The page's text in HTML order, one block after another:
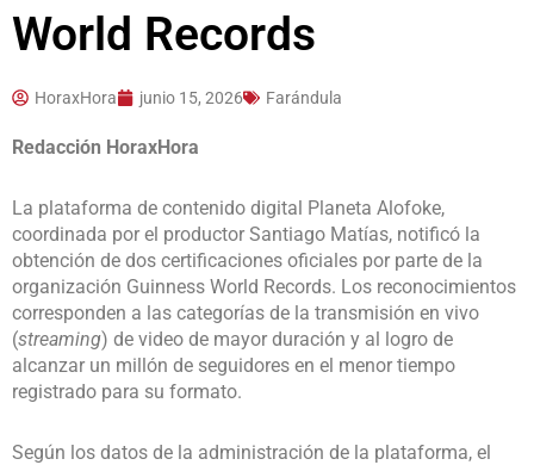
World Records
HoraxHora junio 15, 2026 Farándula
Redacción HoraxHora
La plataforma de contenido digital Planeta Alofoke,
coordinada por el productor Santiago Matías, notificó la
obtención de dos certificaciones oficiales por parte de la
organización Guinness World Records. Los reconocimientos
corresponden a las categorías de la transmisión en vivo
(streaming) de video de mayor duración y al logro de
alcanzar un millón de seguidores en el menor tiempo
registrado para su formato.
Según los datos de la administración de la plataforma, el